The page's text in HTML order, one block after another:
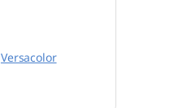
Versacolor